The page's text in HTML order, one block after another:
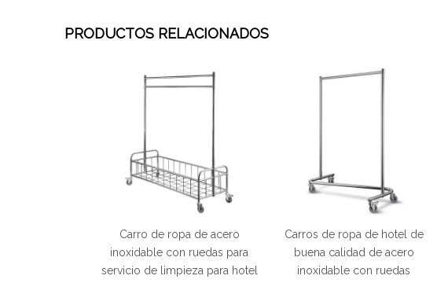
PRODUCTOS RELACIONADOS
Carro de ropa de acero
inoxidable con ruedas para
servicio de limpieza para hotel
Carros de ropa de hotel de
buena calidad de acero
inoxidable con ruedas